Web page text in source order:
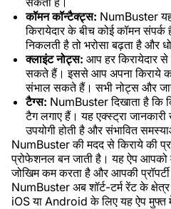
कॉमन कॉन्टैक्ट्स: NumBuster
किरायेदार के बीच कोई कॉमन
निकलती है तो भरोसा बढ़ता है और
क्लाइंट नोट्स: आप हर किरायेदार
सकते हैं। इससे आप अपना किराये
संभाल सकते हैं। सभी नोट्स और
टैग्स: NumBuster दिखाता है कि
टैग लगाए हैं। यह एक्स्ट्रा जानकारी
उपयोगी होती है और संभावित
NumBuster की मदद से किराये की
प्रोफेशनल बन जाती है। यह ऐप
जोखिम कम करता है और आपकी
NumBuster अब शॉर्ट-टर्म रेंट के
iOS या Android के लिए यह ऐप मुफ्त